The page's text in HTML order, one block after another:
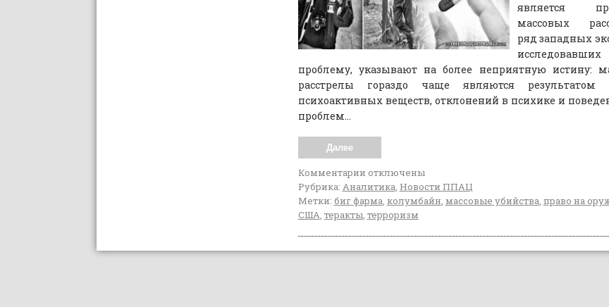
является
массовых
ряд западных
исследовавших
проблему, указывают на более неприятную истину:
расстрелы гораздо чаще являются результатом
психоактивных веществ, отклонений в психике и
проблем…
Далее
Комментарии отключены
Рубрика: Аналитика, Новости ППАЦ
Метки: биг фарма, колумбайн, массовые убийства, право на
США, теракты, терроризм